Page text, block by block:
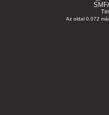
Az oldal 0.072